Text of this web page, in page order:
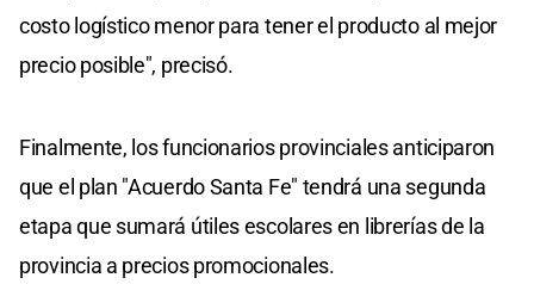
costo logístico menor para tener el producto al mejor
precio posible", precisó.
Finalmente, los funcionarios provinciales anticiparon
que el plan "Acuerdo Santa Fe" tendrá una segunda
etapa que sumará útiles escolares en librerías de la
provincia a precios promocionales.